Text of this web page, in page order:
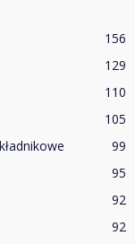
156
129
110
105
99
95
92
92